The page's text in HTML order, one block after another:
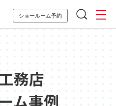
ショールーム予約
務店
ム事例